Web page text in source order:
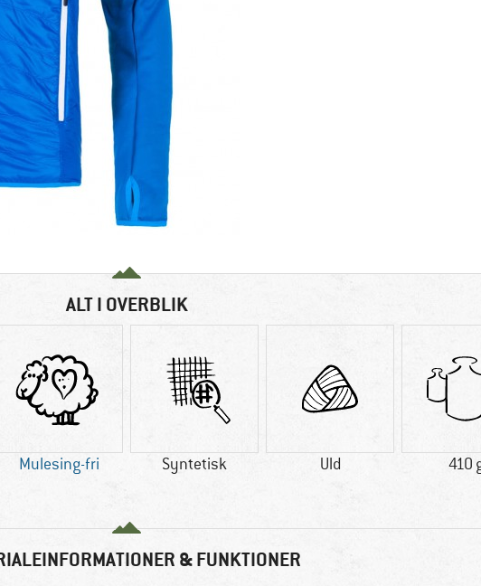
ALT I OVERBLIK
Mulesing-fri Syntetisk Uld 410
& FUNKTIONER